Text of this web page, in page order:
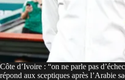
Côte d’Ivoire : “on ne parle pas
répond aux sceptiques après l’Arabie